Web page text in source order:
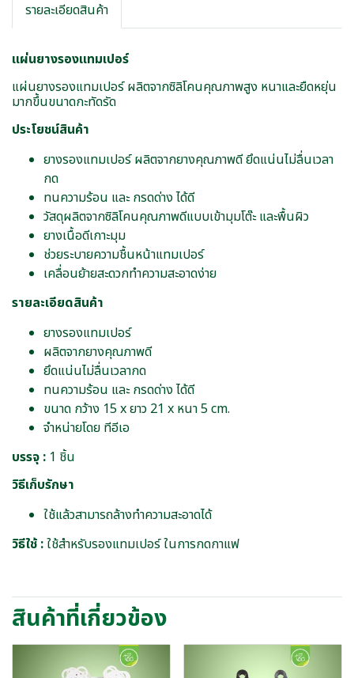
รายละเอียดสินค้า
แผ่นยางรองแทมเปอร์
แผ่นยางรองแทมเปอร์ ผลิตจากซิลิโคนคุณภาพสูง หนาและยืดหยุ่น
มากขึ้นขนาดกะทัดรัด
ประโยชน์สินค้า
ยางรองแทมเปอร์ ผลิตจากยางคุณภาพดี ยึดแน่นไม่ลื่นเวลา
กด
ทนความร้อน และ กรดด่าง ได้ดี
วัสดุผลิตจากซิลิโคนคุณภาพดีแบบเข้ามุมโต๊ะ และพื้นผิว
ยางเนื้อดีเกาะมุม
ช่วยระบายความชื้นหน้าแทมเปอร์
เคลื่อนย้ายสะดวกทำความสะอาดง่าย
รายละเอียดสินค้า
ยางรองแทมเปอร์
ผลิตจากยางคุณภาพดี
ยึดแน่นไม่ลื่นเวลากด
ทนความร้อน และ กรดด่าง ได้ดี
ขนาด กว้าง 15 x ยาว 21 x หนา 5 cm.
จำหน่ายโดย ทีอีเอ
บรรจุ : 1 ชิ้น
วิธีเก็บรักษา
ใช้แล้วสามารถล้างทำความสะอาดได้
วิธีใช้ :ใช้สำหรับรองแทมเปอร์ ในการกดกาแฟ
สินค้าที่เกี่ยวข้อง